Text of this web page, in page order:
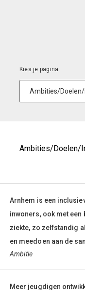
Ambities/Doelen/
Arnhem is een
inwoners, ook met
ziekte, zo zelfstandig
en meedoen aan de
Ambitie
Meer jeugdigen